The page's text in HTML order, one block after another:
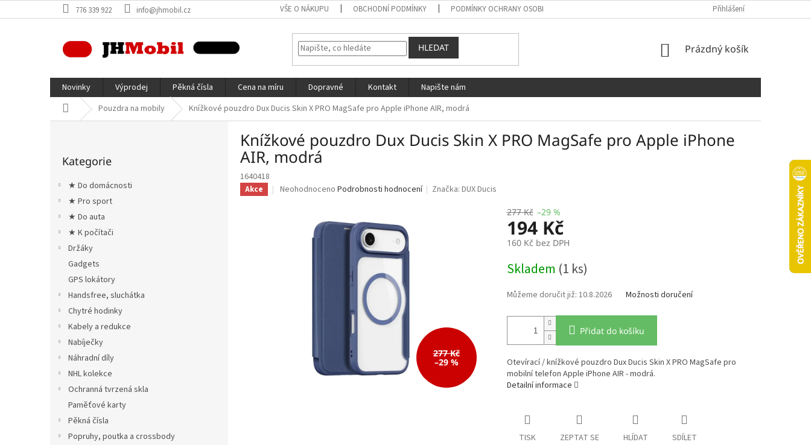
na
776 339 922 info@jhmobil.cz VŠE O NÁKUPU OBCHODNÍ PODMÍNKY PODMÍNKY OCHRANY OSOBNÍCH ÚDAJŮ Přihlášení
HLEDAT
NÁKUPNÍ
Prázdný košík
Novinky Výprodej Pěkná čísla Cena na míru Dopravné Kontakt
Napište nám
Domů Pouzdra na mobily Knížkové pouzdro Dux Ducis Skin X PRO MagSafe pro Apple iPhone AIR, modrá
kategorie
Kategorie
★ Do domácnosti
★ Pro sport
★ Do auta
★ K počítači
Držáky
Gadgets
GPS lokátory
Handsfree, sluchátka
Chytré hodinky
Kabely a redukce
Nabíječky
Náhradní díly
NHL kolekce
Ochranná tvrzená skla
Paměťové karty
Pěkná čísla
Popruhy, poutka a crossbody
Knížkové pouzdro Dux Ducis Skin X PRO MagSafe pro Apple iPhone
AIR, modrá
1640418
Akce
Průměrné
Neohodnoceno Podrobnosti hodnocení Značka:DUX Ducis
277 Kč
–29 %
277 Kč –29 %
194 Kč
160 Kč bez DPH
cena:
Skladem (1 ks)
10.8.2026 Možnosti doručení
Přidat do košíku
Otevírací / knížkové pouzdro Dux Ducis Skin X PRO MagSafe pro
mobilní telefon Apple iPhone AIR - modrá.
Detailní informace
TISK ZEPTAT SE HLÍDAT SDÍLET